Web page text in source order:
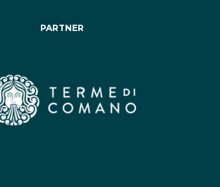
PARTNER